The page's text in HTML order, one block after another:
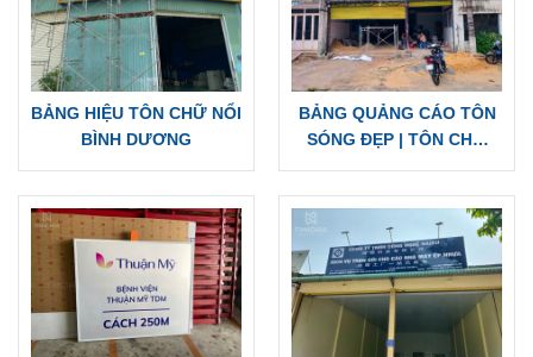
BẢNG HIỆU TÔN CHỮ NỔI
BÌNH DƯƠNG
BẢNG QUẢNG CÁO TÔN
SÓNG ĐẸP | TÔN CHỮ
NỔI, CHỮ ĐÈN LED